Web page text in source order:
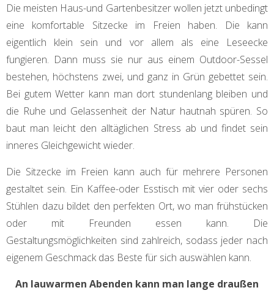
Die meisten Haus-und Gartenbesitzer wollen jetzt unbedingt
eine komfortable Sitzecke im Freien haben. Die kann
eigentlich klein sein und vor allem als eine Leseecke
fungieren. Dann muss sie nur aus einem Outdoor-Sessel
bestehen, höchstens zwei, und ganz in Grün gebettet sein.
Bei gutem Wetter kann man dort stundenlang bleiben und
die Ruhe und Gelassenheit der Natur hautnah spüren. So
baut man leicht den alltäglichen Stress ab und findet sein
inneres Gleichgewicht wieder.
Die Sitzecke im Freien kann auch für mehrere Personen
gestaltet sein. Ein Kaffee-oder Esstisch mit vier oder sechs
Stühlen dazu bildet den perfekten Ort, wo man frühstücken
oder mit Freunden essen kann. Die
Gestaltungsmöglichkeiten sind zahlreich, sodass jeder nach
eigenem Geschmack das Beste für sich auswählen kann.
An lauwarmen Abenden kann man lange draußen